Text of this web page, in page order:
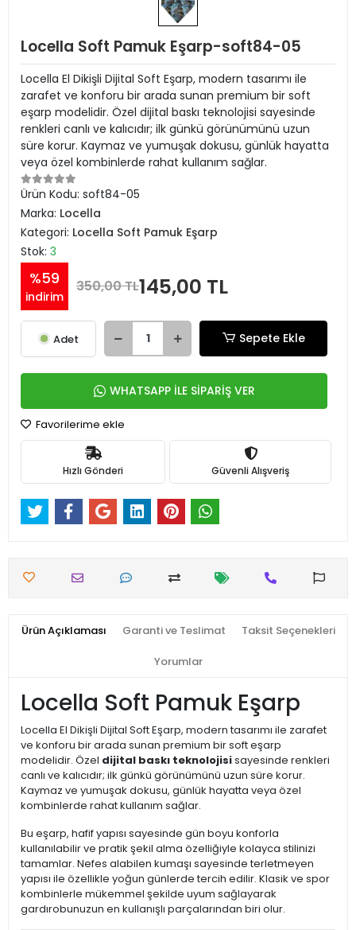
Locella Soft Pamuk Eşarp-soft84-05
Locella El Dikişli Dijital Soft Eşarp, modern tasarımı ile
zarafet ve konforu bir arada sunan premium bir soft
eşarp modelidir. Özel dijital baskı teknolojisi sayesinde
renkleri canlı ve kalıcıdır; ilk günkü görünümünü uzun
süre korur. Kaymaz ve yumuşak dokusu, günlük hayatta
veya özel kombinlerde rahat kullanım sağlar.
Ürün Kodu: soft84-05
Marka: Locella
Kategori: Locella Soft Pamuk Eşarp
Stok: 3
%59
indirim
350,00 TL145,00 TL
Adet Sepete Ekle
WHATSAPP İLE SİPARİŞ VER
Favorilerime ekle
Hızlı Gönderi Güvenli Alışveriş
Ürün Açıklaması Garanti ve Teslimat Taksit Seçenekleri
Yorumlar
Locella Soft Pamuk Eşarp
Locella El Dikişli Dijital Soft Eşarp, modern tasarımı ile zarafet
ve konforu bir arada sunan premium bir soft eşarp
modelidir. Özel dijital baskı teknolojisisayesinde renkleri
canlı ve kalıcıdır; ilk günkü görünümünü uzun süre korur.
Kaymaz ve yumuşak dokusu, günlük hayatta veya özel
kombinlerde rahat kullanım sağlar.
Bu eşarp, hafif yapısı sayesinde gün boyu konforla
kullanılabilir ve pratik şekil alma özelliğiyle kolayca stilinizi
tamamlar. Nefes alabilen kumaşı sayesinde terletmeyen
yapısı ile özellikle yoğun günlerde tercih edilir. Klasik ve spor
kombinlerle mükemmel şekilde uyum sağlayarak
gardırobunuzun en kullanışlı parçalarından biri olur.